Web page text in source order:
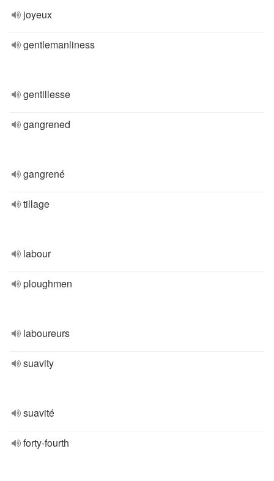
joyeux
gentlemanliness
gentillesse
gangrened
gangrené
tillage
labour
ploughmen
laboureurs
suavity
suavité
forty-fourth